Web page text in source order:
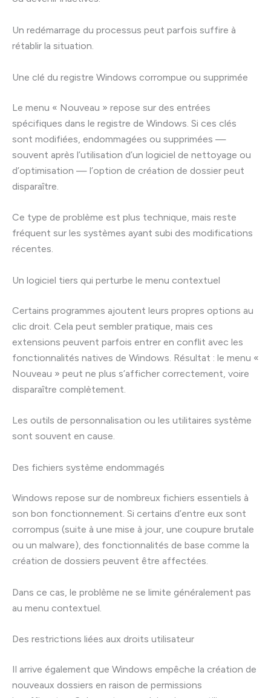
Un redémarrage du processus peut parfois suffire à
rétablir la situation.
Une clé du registre Windows corrompue ou supprimée
Le menu « Nouveau » repose sur des entrées
spécifiques dans le registre de Windows. Si ces clés
sont modifiées, endommagées ou supprimées —
souvent après l’utilisation d’un logiciel de nettoyage ou
d’optimisation — l’option de création de dossier peut
disparaître.
Ce type de problème est plus technique, mais reste
fréquent sur les systèmes ayant subi des modifications
récentes.
Un logiciel tiers qui perturbe le menu contextuel
Certains programmes ajoutent leurs propres options au
clic droit. Cela peut sembler pratique, mais ces
extensions peuvent parfois entrer en conflit avec les
fonctionnalités natives de Windows. Résultat : le menu «
Nouveau » peut ne plus s’afficher correctement, voire
disparaître complètement.
Les outils de personnalisation ou les utilitaires système
sont souvent en cause.
Des fichiers système endommagés
Windows repose sur de nombreux fichiers essentiels à
son bon fonctionnement. Si certains d’entre eux sont
corrompus (suite à une mise à jour, une coupure brutale
ou un malware), des fonctionnalités de base comme la
création de dossiers peuvent être affectées.
Dans ce cas, le problème ne se limite généralement pas
au menu contextuel.
Des restrictions liées aux droits utilisateur
Il arrive également que Windows empêche la création de
nouveaux dossiers en raison de permissions